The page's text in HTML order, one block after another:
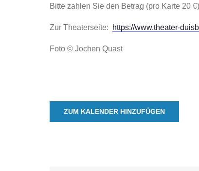
Bitte zahlen Sie den Betrag (pro Karte 20
Zur Theaterseite: https://www.theater-
Foto © Jochen Quast
ZUM KALENDER HINZUFÜGEN